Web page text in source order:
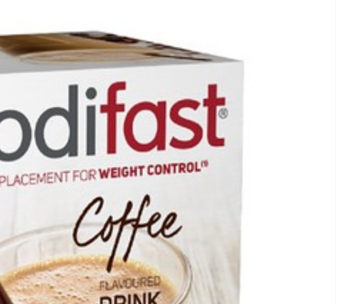
5,5mg
9,5mg
9,0mg
9,0mg
5,0mg
5,0mg
12,0mg
0,03 gram
58 mm
160
Kamertemperatuur (15°C - 25°C)